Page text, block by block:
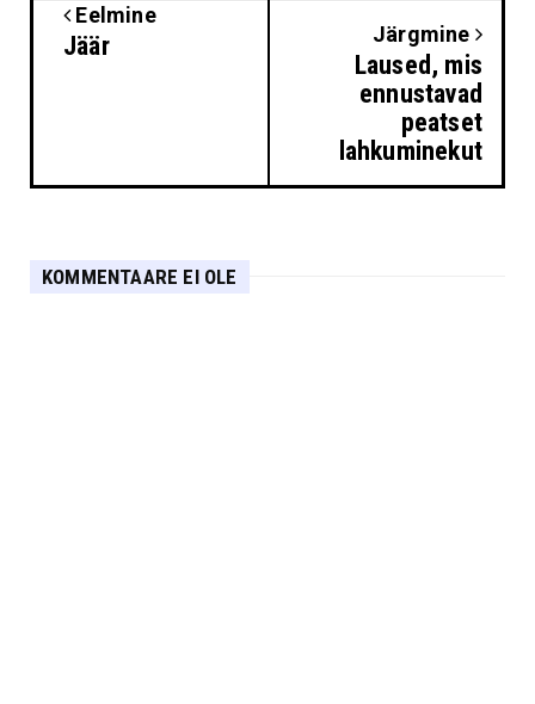
Eelmine
Jäär Järgmine
Laused, mis
ennustavad
peatset
lahkuminekut
KOMMENTAARE EI OLE